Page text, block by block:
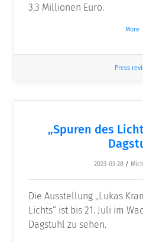
3,3 Millionen Euro.
More
Press
„Spuren des
2023-03-28 /
Die Ausstellung „Lukas
Lichts“ ist bis 21. Juli im
Dagstuhl zu sehen.